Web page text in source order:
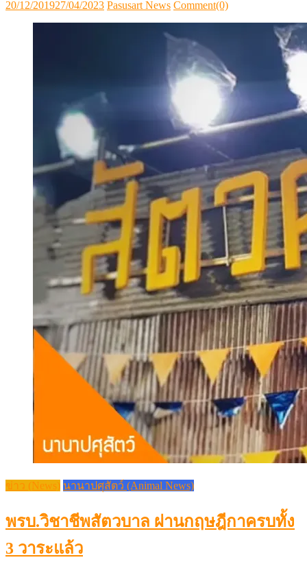
ข่าว (News) นานาปศุสัตว์ (Animal News)
พรบ.วิชาชีพสัตวบาล ผ่านกฤษฎีกาครบทั้ง
3 วาระแล้ว
นับได้ว่า 15 ปีที่นักสัตวบาลทั้งหลายเฝ้ารอใกล้ถึงฝั่งฝั […]
01/11/2019 25/04/2023Author
Pasusart News Comment(0)
Advertisement / โฆษณา